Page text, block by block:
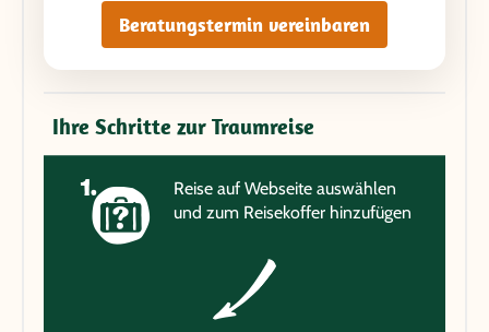
Beratungstermin vereinbaren
Ihre Schritte zur Traumreise
Reise auf Webseite auswählen
und zum Reisekoffer hinzufügen